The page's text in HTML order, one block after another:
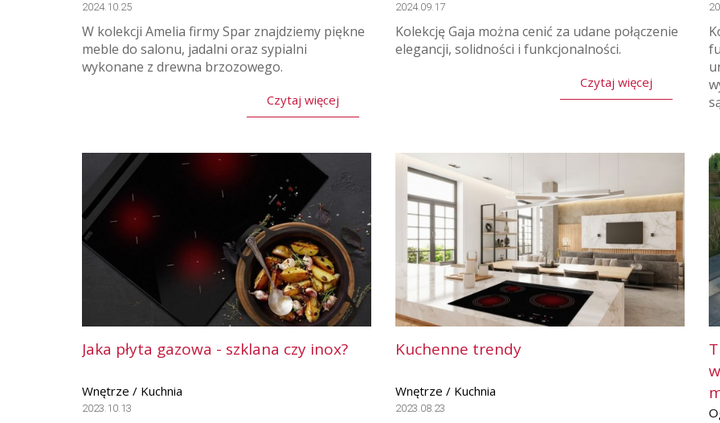
2024.10.25
W kolekcji Amelia firmy Spar znajdziemy piękne
meble do salonu, jadalni oraz sypialni
wykonane z drewna brzozowego.
Czytaj więcej
2024.09.17
Kolekcję Gaja można cenić za udane połączenie
elegancji, solidności i funkcjonalności.
Czytaj więcej
Jaka płyta gazowa - szklana czy inox?
Wnętrze / Kuchnia
2023.10.13
Kuchenne trendy
Wnętrze / Kuchnia
2023.08.23